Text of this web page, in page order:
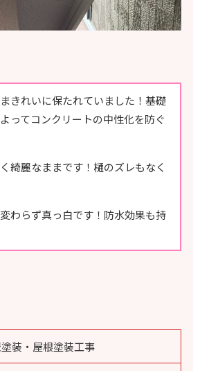
きれいに保たれていました！基礎
ってコンクリートの中性化を防ぐ
綺麗なままです！樋のズレもなく
わらず真っ白です！防水効果も持
装・屋根塗装工事